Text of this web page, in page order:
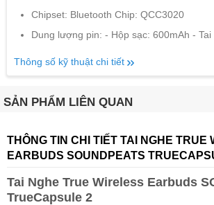
Chipset: Bluetooth Chip: QCC3020
Dung lượng pin: - Hộp sạc: 600mAh -
Thông số kỹ thuật chi tiết
SẢN PHẨM LIÊN QUAN
THÔNG TIN CHI TIẾT TAI NGHE TRUE
EARBUDS SOUNDPEATS
Tai Nghe True Wireless Earbuds
TrueCapsule 2